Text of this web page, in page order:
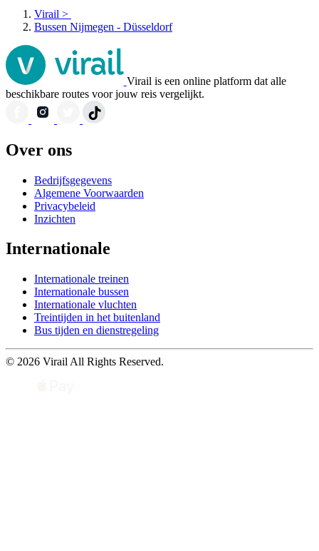
Virail >
Bussen Nijmegen - Düsseldorf
Virail is een online platform dat alle
beschikbare routes voor jouw reis vergelijkt.
Over ons
Bedrijfsgegevens
Algemene Voorwaarden
Privacybeleid
Inzichten
Internationale
Internationale treinen
Internationale bussen
Internationale vluchten
Treintijden in het buitenland
Bus tijden en dienstregeling
© 2026 Virail All Rights Reserved.